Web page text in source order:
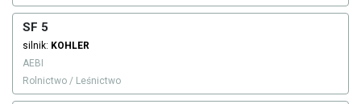
SF 5
silnik: KOHLER
AEBI
Rolnictwo / Leśnictwo